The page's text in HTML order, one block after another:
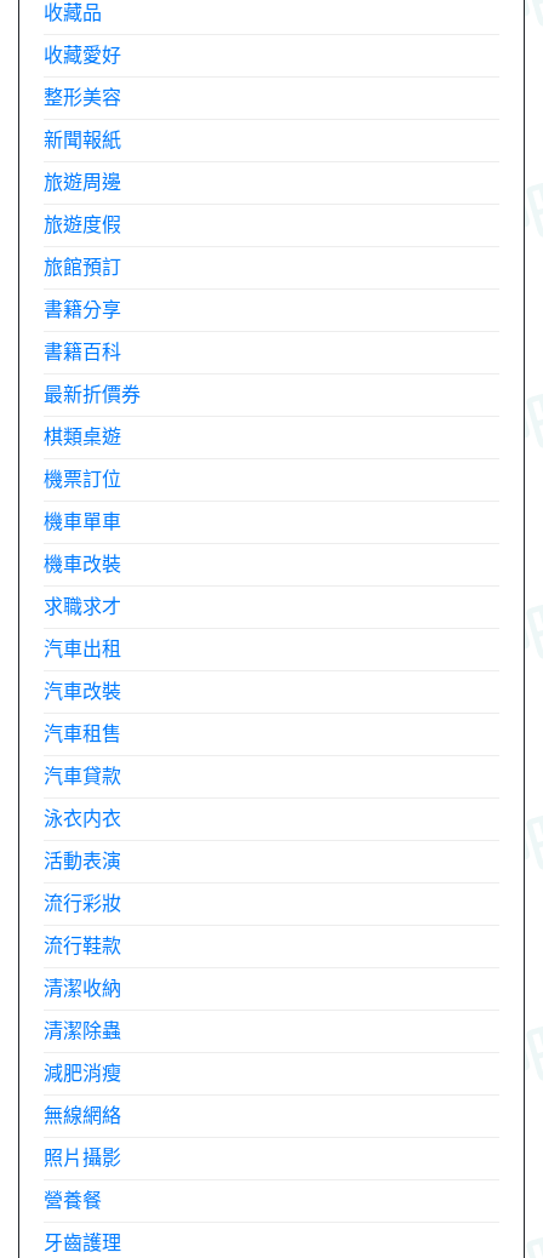
收藏品
收藏愛好
整形美容
新聞報紙
旅遊周邊
旅遊度假
旅館預訂
書籍分享
書籍百科
最新折價券
棋類桌遊
機票訂位
機車單車
機車改裝
求職求才
汽車出租
汽車改裝
汽車租售
汽車貸款
泳衣内衣
活動表演
流行彩妝
流行鞋款
清潔收納
清潔除蟲
減肥消瘦
無線網絡
照片攝影
營養餐
牙齒護理